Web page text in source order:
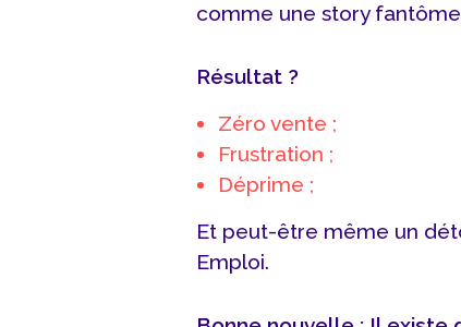
comme une story
Résultat ?
Zéro vente ;
Frustration ;
Déprime ;
Et peut-être même un
Emploi.